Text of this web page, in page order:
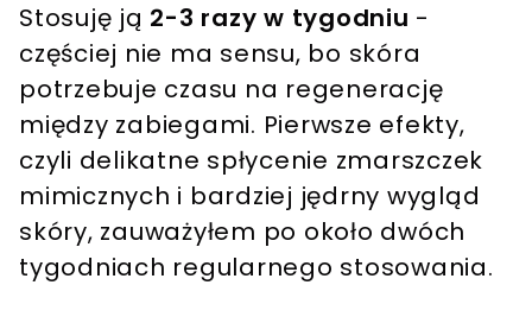
Stosuję ją 2-3 razy w tygodniu -
częściej nie ma sensu, bo skóra
potrzebuje czasu na regenerację
między zabiegami. Pierwsze efekty,
czyli delikatne spłycenie zmarszczek
mimicznych i bardziej jędrny wygląd
skóry, zauważyłem po około dwóch
tygodniach regularnego stosowania.